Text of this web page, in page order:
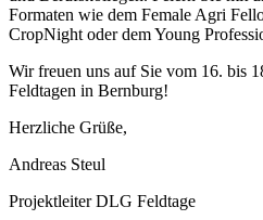
Formaten wie dem Female Agri
CropNight oder dem Young
Wir freuen uns auf Sie vom 16. bis
Feldtagen in Bernburg!
Herzliche Grüße,
Andreas Steul
Projektleiter DLG Feldtage